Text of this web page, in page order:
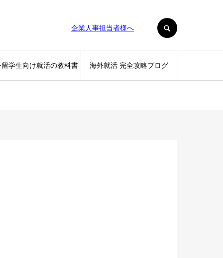
企業人事担当者様へ
留学生向け就活の教科書 海外就活 完全攻略ブログ